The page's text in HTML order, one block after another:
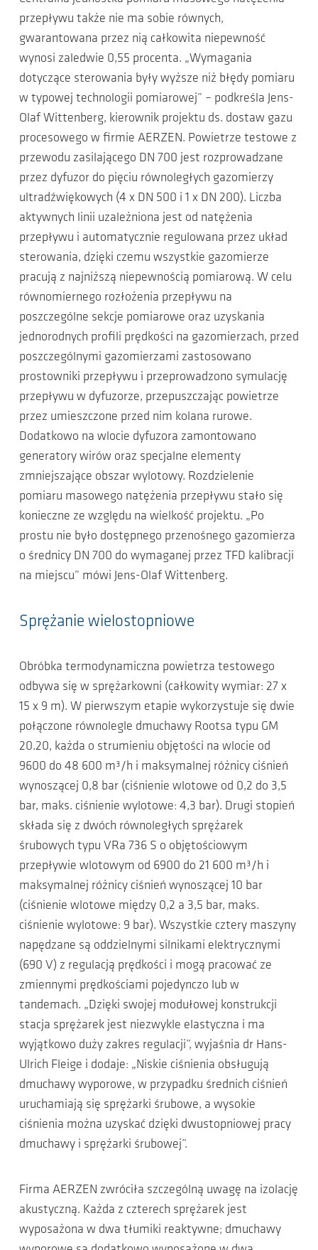
przepływu także nie ma sobie równych,
gwarantowana przez nią całkowita niepewność
wynosi zaledwie 0,55 procenta. „Wymagania
dotyczące sterowania były wyższe niż błędy pomiaru
w typowej technologii pomiarowej” – podkreśla Jens-
Olaf Wittenberg, kierownik projektu ds. dostaw gazu
procesowego w firmie AERZEN. Powietrze testowe z
przewodu zasilającego DN 700 jest rozprowadzane
przez dyfuzor do pięciu równoległych gazomierzy
ultradźwiękowych (4 x DN 500 i 1 x DN 200). Liczba
aktywnych linii uzależniona jest od natężenia
przepływu i automatycznie regulowana przez układ
sterowania, dzięki czemu wszystkie gazomierze
pracują z najniższą niepewnością pomiarową. W celu
równomiernego rozłożenia przepływu na
poszczególne sekcje pomiarowe oraz uzyskania
jednorodnych profili prędkości na gazomierzach, przed
poszczególnymi gazomierzami zastosowano
prostowniki przepływu i przeprowadzono symulację
przepływu w dyfuzorze, przepuszczając powietrze
przez umieszczone przed nim kolana rurowe.
Dodatkowo na wlocie dyfuzora zamontowano
generatory wirów oraz specjalne elementy
zmniejszające obszar wylotowy. Rozdzielenie
pomiaru masowego natężenia przepływu stało się
konieczne ze względu na wielkość projektu. „Po
prostu nie było dostępnego przenośnego gazomierza
o średnicy DN 700 do wymaganej przez TFD kalibracji
na miejscu” mówi Jens-Olaf Wittenberg.
Sprężanie wielostopniowe
Obróbka termodynamiczna powietrza testowego
odbywa się w sprężarkowni (całkowity wymiar: 27 x
15 x 9 m). W pierwszym etapie wykorzystuje się dwie
połączone równolegle dmuchawy Rootsa typu GM
20.20, każda o strumieniu objętości na wlocie od
9600 do 48 600 m³/h i maksymalnej różnicy ciśnień
wynoszącej 0,8 bar (ciśnienie wlotowe od 0,2 do 3,5
bar, maks. ciśnienie wylotowe: 4,3 bar). Drugi stopień
składa się z dwóch równoległych sprężarek
śrubowych typu VRa 736 S o objętościowym
przepływie wlotowym od 6900 do 21 600 m³/h i
maksymalnej różnicy ciśnień wynoszącej 10 bar
(ciśnienie wlotowe między 0,2 a 3,5 bar, maks.
ciśnienie wylotowe: 9 bar). Wszystkie cztery maszyny
napędzane są oddzielnymi silnikami elektrycznymi
(690 V) z regulacją prędkości i mogą pracować ze
zmiennymi prędkościami pojedynczo lub w
tandemach. „Dzięki swojej modułowej konstrukcji
stacja sprężarek jest niezwykle elastyczna i ma
wyjątkowo duży zakres regulacji”, wyjaśnia dr Hans-
Ulrich Fleige i dodaje: „Niskie ciśnienia obsługują
dmuchawy wyporowe, w przypadku średnich ciśnień
uruchamiają się sprężarki śrubowe, a wysokie
ciśnienia można uzyskać dzięki dwustopniowej pracy
dmuchawy i sprężarki śrubowej”.
Firma AERZEN zwróciła szczególną uwagę na izolację
akustyczną. Każda z czterech sprężarek jest
wyposażona w dwa tłumiki reaktywne; dmuchawy